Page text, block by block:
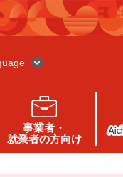
事業者・
就業者の方向け